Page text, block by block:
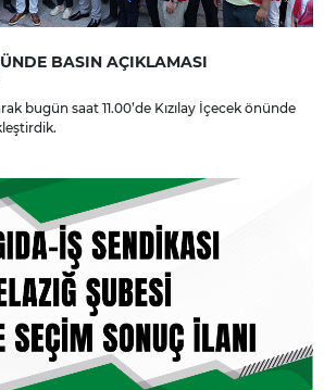
BASIN AÇIKLAMASI
bugün saat 11.00’de Kızılay İçecek önünde